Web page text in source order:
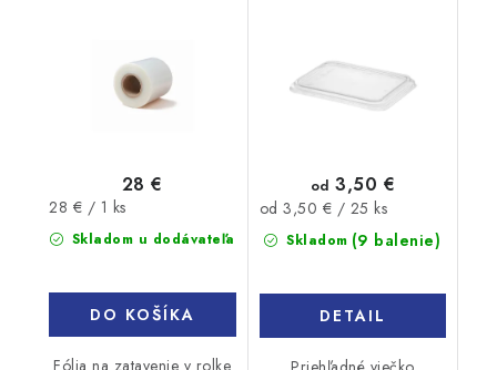
Skladom u dodávateľa
28 €
Jednotková
cena:
28 € / 1 ks
DO KOŠÍKA
Fólia na zatavenie v rolke
Skladom (9 balenie)
od 3,50 €
Jednotková
cena:
od 3,50 € / 25 ks
DETAIL